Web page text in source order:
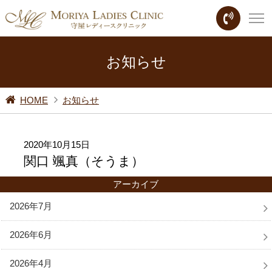
お知らせ
HOME お知らせ
2020年10月15日
関口 颯真（そうま）
アーカイブ
2026年7月
2026年6月
2026年4月